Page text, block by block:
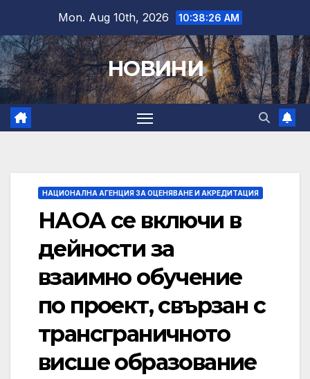
content
Mon. Aug 10th, 2026 10:38:27 AM
НОВИНИ
НАЦИОНАЛНА АГЕНЦИЯ ЗА ОЦЕНЯВАНЕ И АКРЕДИТАЦИЯ
НАОА се включи в
дейности за
взаимно обучение
по проект, свързан с
трансграничното
висше образование